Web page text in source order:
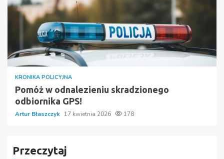
KRONIKA POLICYJNA
Pomóż w odnalezieniu skradzionego
odbiornika GPS!
Artur Błaszczyk 17 kwietnia 2026 178
Przeczytaj